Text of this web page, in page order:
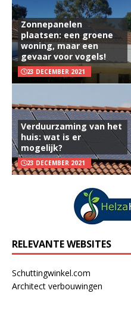
Zonnepanelen
plaatsen: een groene
woning, maar een
gevaar voor vogels!
23 DECEMBER 2021
Verduurzaming van het
huis: wat is er
mogelijk?
23 DECEMBER 2021
RELEVANTE WEBSITES
Schuttingwinkel.com
Architect verbouwingen